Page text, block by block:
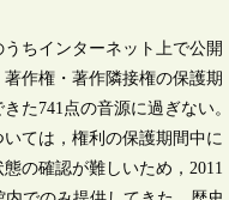
ちインターネット上で公開
著作権・著作隣接権の保護期
た741点の音源に過ぎない。
ては，権利の保護期間中に
の確認が難しいため，2011